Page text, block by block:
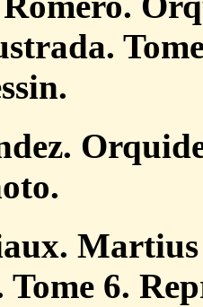
Tome 6.